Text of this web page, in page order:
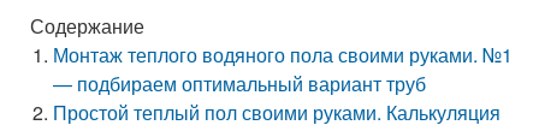
Содержание
Монтаж теплого водяного пола своими руками. №1
— подбираем оптимальный вариант труб
Простой теплый пол своими руками. Калькуляция